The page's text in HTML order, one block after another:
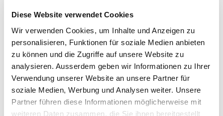
Diese Website verwendet Cookies
Wir verwenden Cookies, um Inhalte und Anzeigen zu
personalisieren, Funktionen für soziale Medien anbieten
zu können und die Zugriffe auf unsere Website zu
analysieren. Ausserdem geben wir Informationen zu Ihrer
Verwendung unserer Website an unsere Partner für
soziale Medien, Werbung und Analysen weiter. Unsere
Partner führen diese Informationen möglicherweise mit
weiteren Daten zusammen, die Sie ihnen bereitgestellt
...Performing heavy work with utmost precision
Christian Schilling on what he sees as Bucher
Hydraulics’ contribution to society In the 2021
annual report , we’re focusing on the value our
divisions crea...